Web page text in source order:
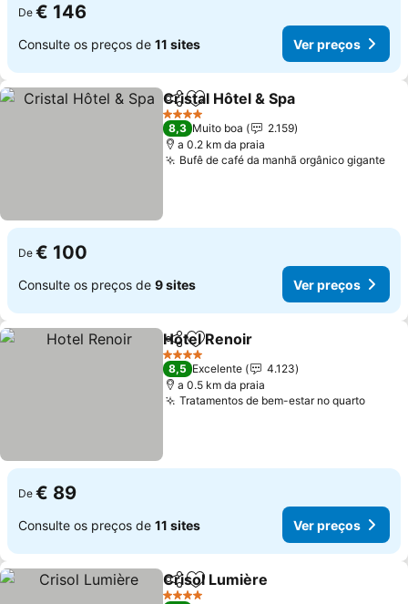
De € 146
Consulte os preços de 11 sites Ver preços
PartilharAdicionar aos favoritos
Cristal Hôtel & Spa
4 Estrelas
8,3 Muito boa
2.159
a 0.2 km da praia
Bufê de café da manhã orgânico gigante
De € 100
Consulte os preços de 9 sites Ver preços
PartilharAdicionar aos favoritos
Hotel Renoir
4 Estrelas
8,5 Excelente
4.123
a 0.5 km da praia
Tratamentos de bem-estar no quarto
De € 89
Consulte os preços de 11 sites Ver preços
PartilharAdicionar aos favoritos
Crisol Lumière
4 Estrelas